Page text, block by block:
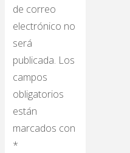
de correo
electrónico no
será
publicada. Los
campos
obligatorios
están
marcados con
*